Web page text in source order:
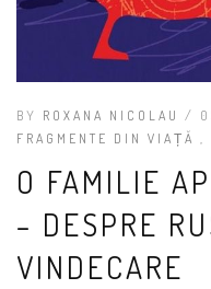
BY ROXANA NICOLAU /
FRAGMENTE DIN VIAȚĂ ,
O FAMILIE
– DESPRE
VINDECARE